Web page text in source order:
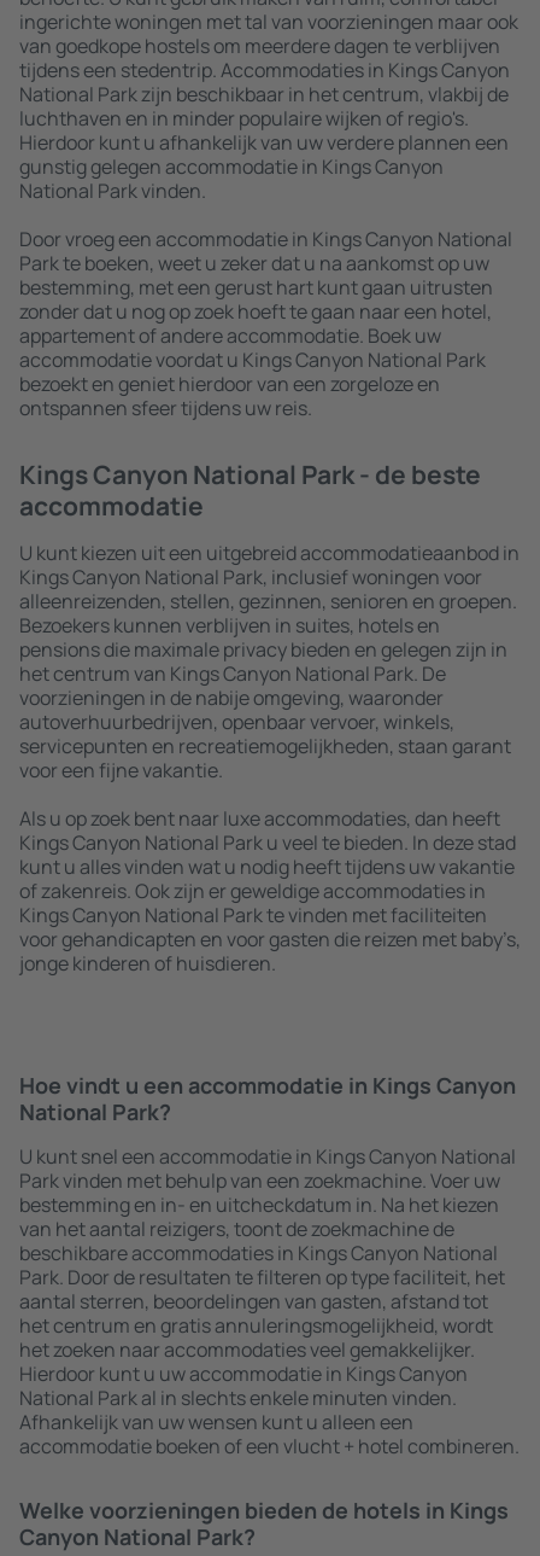
ingerichte woningen met tal van voorzieningen maar ook
van goedkope hostels om meerdere dagen te verblijven
tijdens een stedentrip. Accommodaties in Kings Canyon
National Park zijn beschikbaar in het centrum, vlakbij de
luchthaven en in minder populaire wijken of regio's.
Hierdoor kunt u afhankelijk van uw verdere plannen een
gunstig gelegen accommodatie in Kings Canyon
National Park vinden.
Door vroeg een accommodatie in Kings Canyon National
Park te boeken, weet u zeker dat u na aankomst op uw
bestemming, met een gerust hart kunt gaan uitrusten
zonder dat u nog op zoek hoeft te gaan naar een hotel,
appartement of andere accommodatie. Boek uw
accommodatie voordat u Kings Canyon National Park
bezoekt en geniet hierdoor van een zorgeloze en
ontspannen sfeer tijdens uw reis.
Kings Canyon National Park - de beste
accommodatie
U kunt kiezen uit een uitgebreid accommodatieaanbod in
Kings Canyon National Park, inclusief woningen voor
alleenreizenden, stellen, gezinnen, senioren en groepen.
Bezoekers kunnen verblijven in suites, hotels en
pensions die maximale privacy bieden en gelegen zijn in
het centrum van Kings Canyon National Park. De
voorzieningen in de nabije omgeving, waaronder
autoverhuurbedrijven, openbaar vervoer, winkels,
servicepunten en recreatiemogelijkheden, staan garant
voor een fijne vakantie.
Als u op zoek bent naar luxe accommodaties, dan heeft
Kings Canyon National Park u veel te bieden. In deze stad
kunt u alles vinden wat u nodig heeft tijdens uw vakantie
of zakenreis. Ook zijn er geweldige accommodaties in
Kings Canyon National Park te vinden met faciliteiten
voor gehandicapten en voor gasten die reizen met baby’s,
jonge kinderen of huisdieren.
Hoe vindt u een accommodatie in Kings Canyon
National Park?
U kunt snel een accommodatie in Kings Canyon National
Park vinden met behulp van een zoekmachine. Voer uw
bestemming en in- en uitcheckdatum in. Na het kiezen
van het aantal reizigers, toont de zoekmachine de
beschikbare accommodaties in Kings Canyon National
Park. Door de resultaten te filteren op type faciliteit, het
aantal sterren, beoordelingen van gasten, afstand tot
het centrum en gratis annuleringsmogelijkheid, wordt
het zoeken naar accommodaties veel gemakkelijker.
Hierdoor kunt u uw accommodatie in Kings Canyon
National Park al in slechts enkele minuten vinden.
Afhankelijk van uw wensen kunt u alleen een
accommodatie boeken of een vlucht + hotel combineren.
Welke voorzieningen bieden de hotels in Kings
Canyon National Park?